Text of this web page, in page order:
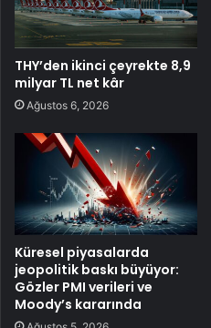
THY’den ikinci çeyrekte 8,9
milyar TL net kâr
Ağustos 6, 2026
Küresel piyasalarda
jeopolitik baskı büyüyor:
Gözler PMI verileri ve
Moody’s kararında